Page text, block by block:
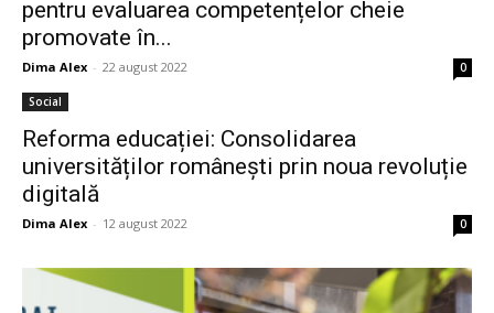
pentru evaluarea competențelor cheie
promovate în...
Dima Alex - 22 august 2022 0
Social
Reforma educației: Consolidarea
universităților românești prin noua revoluție
digitală
Dima Alex - 12 august 2022 0